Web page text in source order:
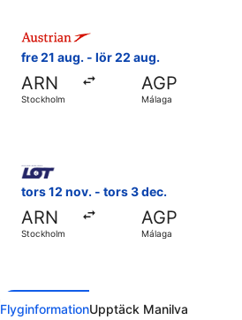
fre 21 aug. - lör 22 aug.
ARN
Stockholm
AGP
Málaga
tors 12 nov. - tors 3 dec.
ARN
Stockholm
AGP
Málaga
FlyginformationUpptäck Manilva